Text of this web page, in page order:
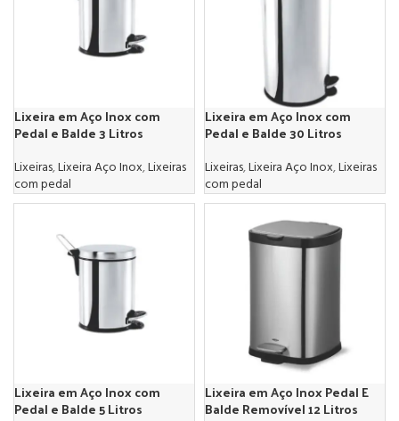
Lixeira em Aço Inox com
Pedal e Balde 3 Litros
Lixeiras,Lixeira Aço Inox,Lixeiras
com pedal
Lixeira em Aço Inox com
Pedal e Balde 30 Litros
Lixeiras,Lixeira Aço Inox,Lixeiras
com pedal
Lixeira em Aço Inox com
Pedal e Balde 5 Litros
Lixeira em Aço Inox Pedal E
Balde Removível 12 Litros